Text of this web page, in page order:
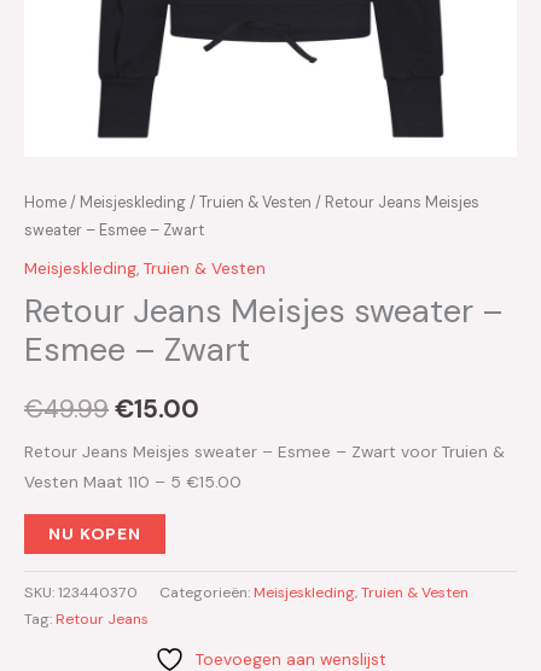
Home/ Meisjeskleding/Truien & Vesten / Retour Jeans Meisjes
sweater – Esmee – Zwart
Meisjeskleding, Truien & Vesten
Retour Jeans Meisjes sweater –
Esmee – Zwart
€49.99€15.00
Retour Jeans Meisjes sweater – Esmee – Zwart voor Truien &
Vesten Maat 110 – 5 €15.00
NU KOPEN
SKU:123440370 Categorieën: Meisjeskleding,Truien & Vesten
Tag: Retour Jeans
Toevoegen aan wenslijst